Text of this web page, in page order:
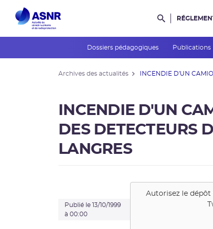
Rechercher
Dossiers pédagogiques Publications
Archives des actualités INCENDIE D'UN
INCENDIE D'UN
DES DETECTEURS
LANGRES
Publié le 13/10/1999
à 00:00
Autorisez le dépôt